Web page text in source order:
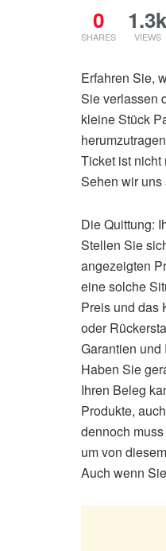
0
SHARES
1.3k
VIEWS
Erfahren Sie,
Sie verlassen
kleine Stück
Ticket ist nicht
Sehen wir
Die Quittung:
Stellen Sie
angezeigten
eine solche
Preis und das
oder
Garantien
Haben Sie
Ihren Beleg
Produkte,
dennoch
um von
Auch wenn